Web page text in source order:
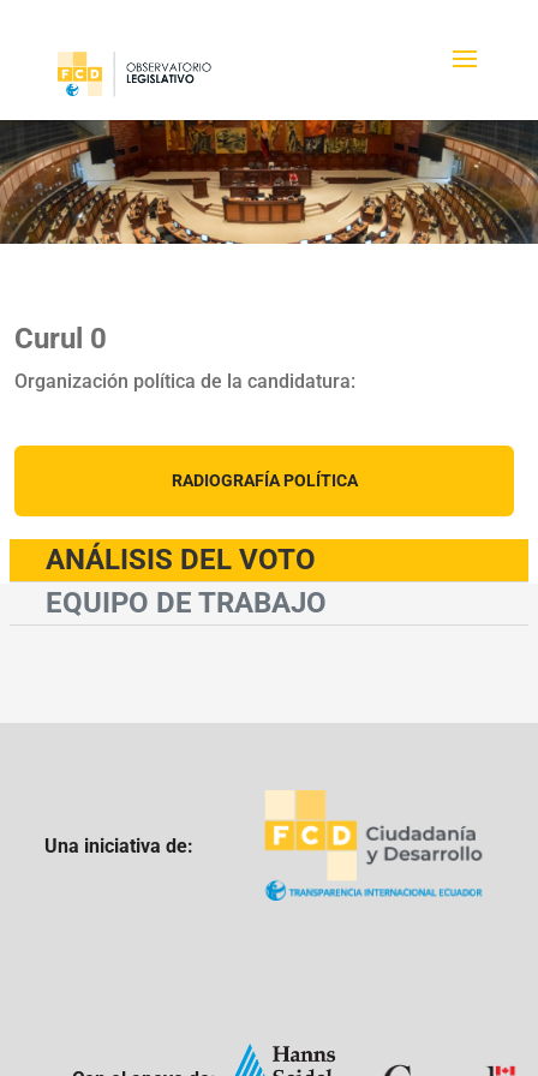
Curul 0
Organización política de la candidatura:
RADIOGRAFÍA POLÍTICA
ANÁLISIS DEL VOTO
EQUIPO DE TRABAJO
Una iniciativa de: